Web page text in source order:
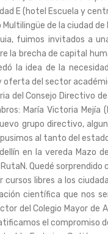
E (hotel Escuela y
de la ciudad de
fuimos invitados a
la brecha de capital
la idea de la
oferta del sector
del Consejo Directivo
María Victoria
grupo directivo,
al tanto del
en la vereda Mazo
Quedé
libres a los
científica que nos
del Colegio Mayor de
el